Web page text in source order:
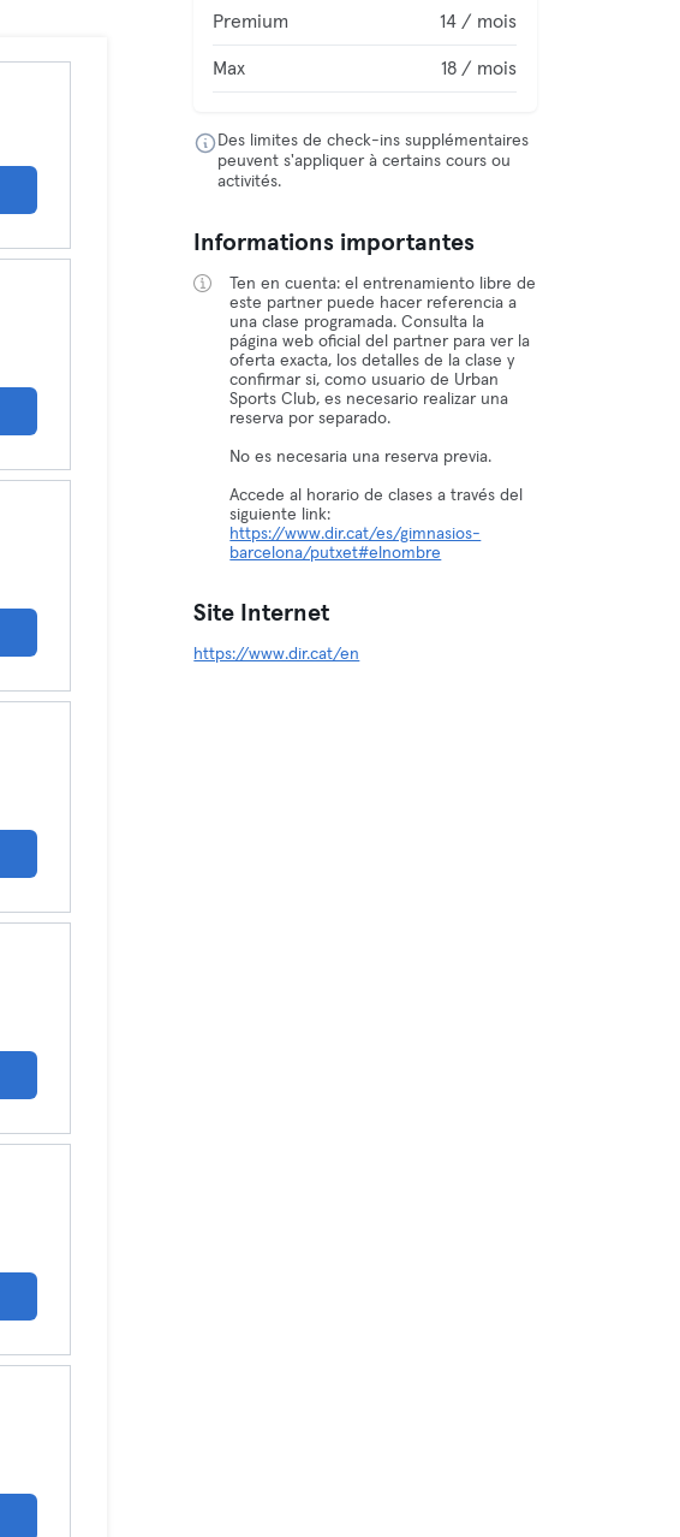
Premium 14 / mois
Max 18 / mois
Des limites de check-ins supplémentaires
peuvent s'appliquer à certains cours ou
activités.
Informations importantes
Ten en cuenta: el entrenamiento libre de
este partner puede hacer referencia a
una clase programada. Consulta la
página web oficial del partner para ver la
oferta exacta, los detalles de la clase y
confirmar si, como usuario de Urban
Sports Club, es necesario realizar una
reserva por separado.
No es necesaria una reserva previa.
Accede al horario de clases a través del
siguiente link:
https://www.dir.cat/es/gimnasios-
barcelona/putxet#elnombre
Site Internet
https://www.dir.cat/en